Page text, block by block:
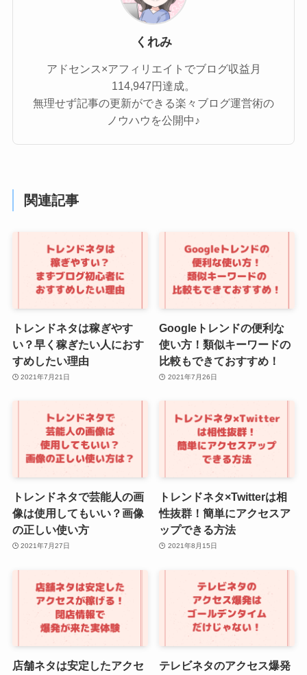
くれみ
アドセンス×アフィリエイトでブログ収益月
114,947円達成。
無理せず記事の更新ができる楽々ブログ運営術の
ノウハウを公開中♪
関連記事
トレンドネタは稼ぎやす
い？早く稼ぎたい人におす
すめしたい理由
2021年7月21日
Googleトレンドの便利な
使い方！類似キーワードの
比較もできておすすめ！
2021年7月26日
トレンドネタで芸能人の画
像は使用してもいい？画像
の正しい使い方
2021年7月27日
トレンドネタ×Twitterは相
性抜群！簡単にアクセスア
ップできる方法
2021年8月15日
店舗ネタは安定したアクセ
テレビネタのアクセス爆発